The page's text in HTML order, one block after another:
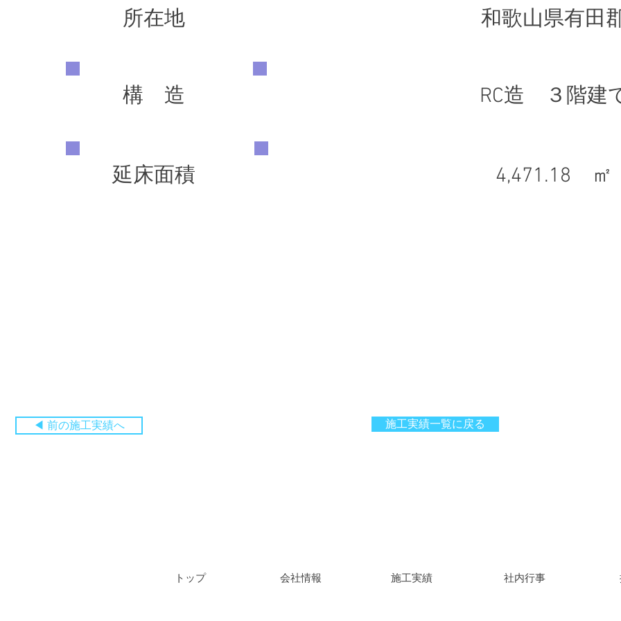
所在地 和歌山県有田
構 造 RC造 ３階建
延床面積 4,471.18 ㎡
◀ 前の施工実績へ 施工実績一覧に戻る
​トップ 会社情報 施工実績 社内行事